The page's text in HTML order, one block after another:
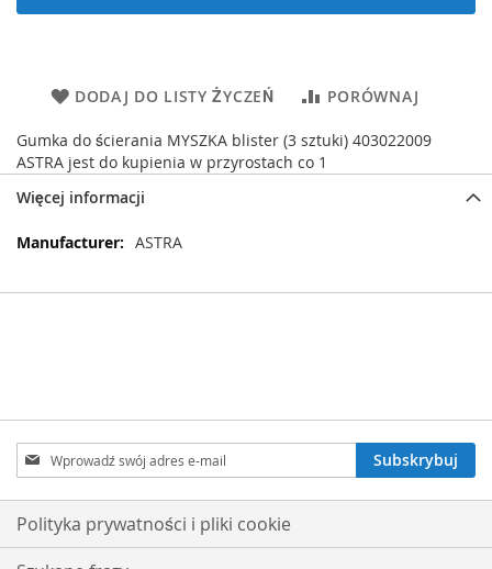
DODAJ DO LISTY ŻYCZEŃ PORÓWNAJ
Gumka do ścierania MYSZKA blister (3 sztuki) 403022009
ASTRA jest do kupienia w przyrostach co 1
Więcej informacji
Więcej
ASTRA
Subskrybuj
nasz
newsletter:
Subskrybuj
Polityka prywatności i pliki cookie